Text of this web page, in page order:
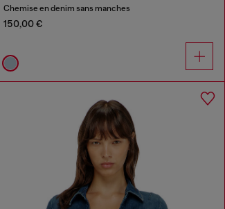
Chemise en denim sans manches
150,00 €